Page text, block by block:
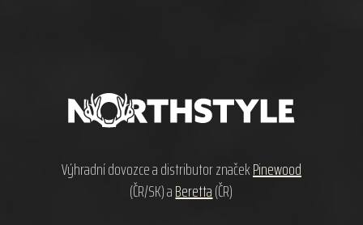
Výhradní dovozce a distributor značekPinewood
(ČR/SK) aBeretta(ČR)